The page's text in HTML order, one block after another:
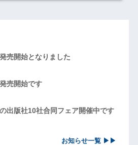
売開始となりました
売開始です
出版社10社合同フェア開催中です
お知らせ一覧 ▶▶